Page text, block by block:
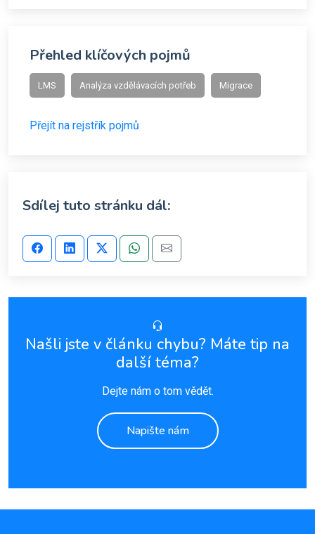
Přehled klíčových pojmů
LMS Analýza vzdělávacích potřeb Migrace
Přejít na rejstřík pojmů
Sdílej tuto stránku dál:
Našli jste v článku chybu? Máte tip na
další téma?
Dejte nám o tom vědět.
Napište nám